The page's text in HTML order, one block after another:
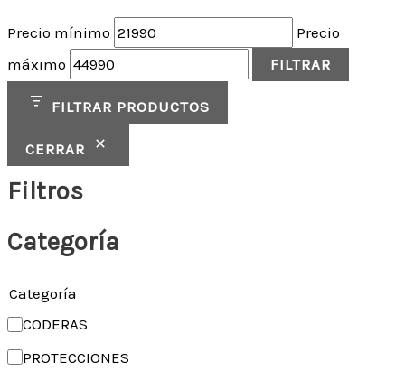
Precio mínimo
Precio
máximo
FILTRAR
FILTRAR PRODUCTOS
CERRAR
Filtros
Categoría
Categoría
CODERAS
PROTECCIONES